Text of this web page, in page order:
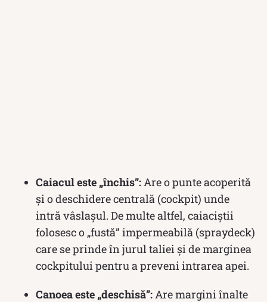
Caiacul este „închis”: Are o punte acoperită
și o deschidere centrală (cockpit) unde
intră vâslașul. De multe altfel, caiaciștii
folosesc o „fustă” impermeabilă (spraydeck)
care se prinde în jurul taliei și de marginea
cockpitului pentru a preveni intrarea apei.
Canoea este „deschisă”: Are margini înalte